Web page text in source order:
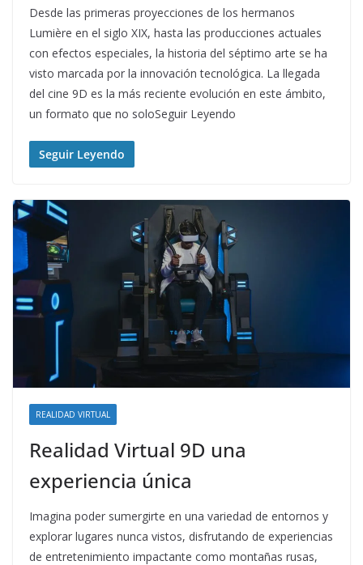
Desde las primeras proyecciones de los hermanos
Lumière en el siglo XIX, hasta las producciones actuales
con efectos especiales, la historia del séptimo arte se ha
visto marcada por la innovación tecnológica. La llegada
del cine 9D es la más reciente evolución en este ámbito,
un formato que no soloSeguir Leyendo
Seguir Leyendo
REALIDAD VIRTUAL
Realidad Virtual 9D una
experiencia única
Imagina poder sumergirte en una variedad de entornos y
explorar lugares nunca vistos, disfrutando de experiencias
de entretenimiento impactante como montañas rusas,